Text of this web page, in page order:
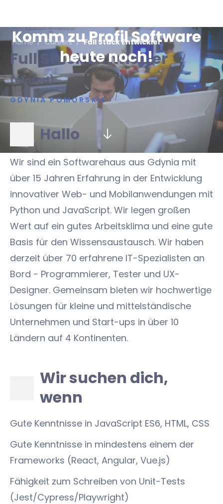
Home / Careers / Full Stack Entwickler
Komm zu Profil Software
heute noch!
Full Stack Entwickler
(closed)
GDYNIA POMORSKIE
Hallo
Wir sind ein Softwarehaus aus Gdynia mit
über 15 Jahren Erfahrung in der Entwicklung
innovativer Web- und Mobilanwendungen mit
Python und JavaScript. Wir legen großen
Wert auf ein gutes Arbeitsklima und eine gute
Basis für den Wissensaustausch. Wir haben
derzeit über 70 erfahrene IT-Spezialisten an
Bord - Programmierer, Tester und UX-
Designer. Gemeinsam bieten wir hochwertige
Lösungen für kleine und mittelständische
Unternehmen und Start-ups in über 10
Ländern auf 4 Kontinenten.
Wir suchen dich,
wenn
Gute Kenntnisse in JavaScript ES6, HTML, CSS
Gute Kenntnisse in mindestens einem der
Frameworks (React, Angular, Vue.js)
Fähigkeit zum Schreiben von Unit-Tests
(Jest/Cypress/Playwright)